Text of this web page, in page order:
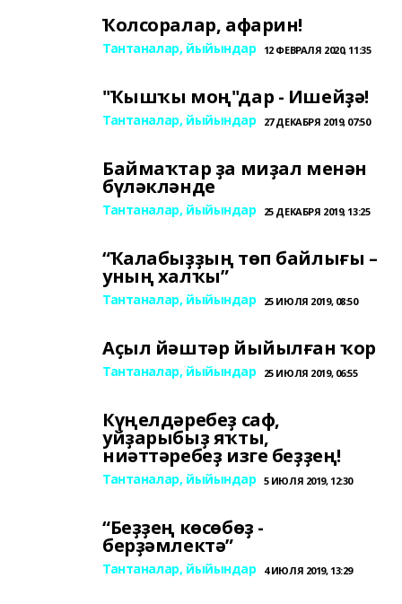
Ҡолсоралар, афарин!
Тантаналар, йыйындар 12 ФЕВРАЛЯ 2020, 11:35
"Ҡышҡы моң"дар - Ишейҙә!
Тантаналар, йыйындар 27 ДЕКАБРЯ 2019, 07:50
Баймаҡтар ҙа миҙал менән
бүләкләнде
Тантаналар, йыйындар 25 ДЕКАБРЯ 2019, 13:25
“Ҡалабыҙҙың төп байлығы –
уның халҡы”
Тантаналар, йыйындар 25 ИЮЛЯ 2019, 08:50
Аҫыл йәштәр йыйылған ҡор
Тантаналар, йыйындар 25 ИЮЛЯ 2019, 06:55
Күңелдәребеҙ саф,
уйҙарыбыҙ яҡты,
ниәттәребеҙ изге беҙҙең!
Тантаналар, йыйындар 5 ИЮЛЯ 2019, 12:30
“Беҙҙең көсөбөҙ -
берҙәмлектә”
Тантаналар, йыйындар 4 ИЮЛЯ 2019, 13:29